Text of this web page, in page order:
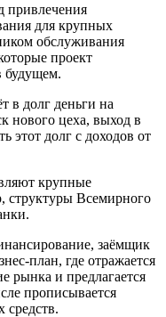
привлечения
для крупных
обслуживания
проект
будущем.
в долг деньги на
нового цеха, выход в
этот долг с доходов от
крупные
структуры Всемирного
заёмщик
план, где отражается
рынка и предлагается
прописывается
средств.